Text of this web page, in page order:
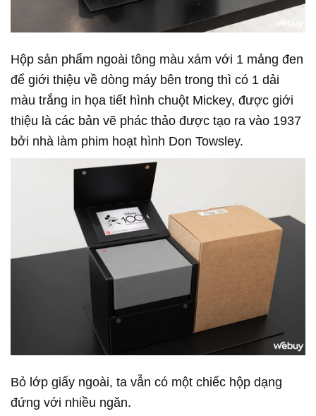
Hộp sản phẩm ngoài tông màu xám với 1 mảng đen
để giới thiệu về dòng máy bên trong thì có 1 dải
màu trắng in họa tiết hình chuột Mickey, được giới
thiệu là các bản vẽ phác thảo được tạo ra vào 1937
bởi nhà làm phim hoạt hình Don Towsley.
Bỏ lớp giấy ngoài, ta vẫn có một chiếc hộp dạng
đứng với nhiều ngăn.